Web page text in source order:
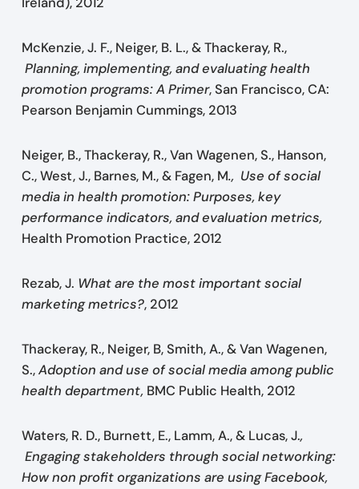
McKenzie, J. F., Neiger, B. L., & Thackeray, R.,
Planning, implementing, and evaluating health
promotion programs: A Primer, San Francisco, CA:
Pearson Benjamin Cummings, 2013
Neiger, B., Thackeray, R., Van Wagenen, S., Hanson,
C., West, J., Barnes, M., & Fagen, M., Use of social
media in health promotion: Purposes, key
performance indicators, and evaluation metrics,
Health Promotion Practice, 2012
Rezab, J. What are the most important social
marketing metrics?, 2012
Thackeray, R., Neiger, B, Smith, A., & Van Wagenen,
S.,Adoption and use of social media among public
health department, BMC Public Health, 2012
Waters, R. D., Burnett, E., Lamm, A., & Lucas, J.,
Engaging stakeholders through social networking:
How non profit organizations are using Facebook,